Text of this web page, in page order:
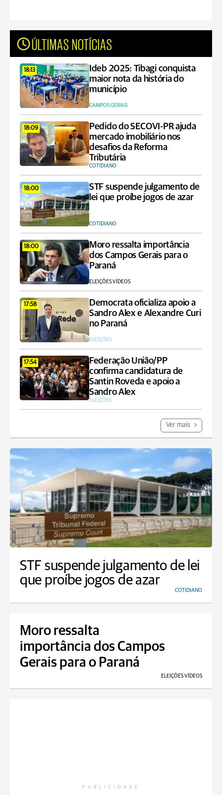
ÚLTIMAS NOTÍCIAS
18:13
Ideb 2025: Tibagi conquista
maior nota da história do
município
CAMPOS GERAIS
18:09
Pedido do SECOVI-PR ajuda
mercado imobiliário nos
desafios da Reforma
Tributária
COTIDIANO
18:00
STF suspende julgamento de
lei que proíbe jogos de azar
COTIDIANO
18:00
Moro ressalta importância
dos Campos Gerais para o
Paraná
ELEIÇÕES VÍDEOS
17:58
Democrata oficializa apoio a
Sandro Alex e Alexandre Curi
no Paraná
ELEIÇÕES
17:54
Federação União/PP
confirma candidatura de
Santin Roveda e apoio a
Sandro Alex
ELEIÇÕES
Ver mais
STF suspende julgamento de lei
que proíbe jogos de azar
COTIDIANO
Moro ressalta
importância dos Campos
Gerais para o Paraná
ELEIÇÕES VÍDEOS
PUBLICIDADE